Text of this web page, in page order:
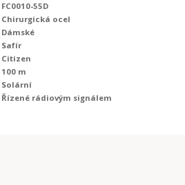
FC0010-55D
Chirurgická ocel
Dámské
Safír
Citizen
100 m
Solární
Řízené rádiovým signálem